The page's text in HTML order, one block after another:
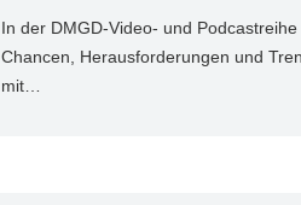
In der DMGD-Video- und
Chancen, Herausforderungen und
mit…